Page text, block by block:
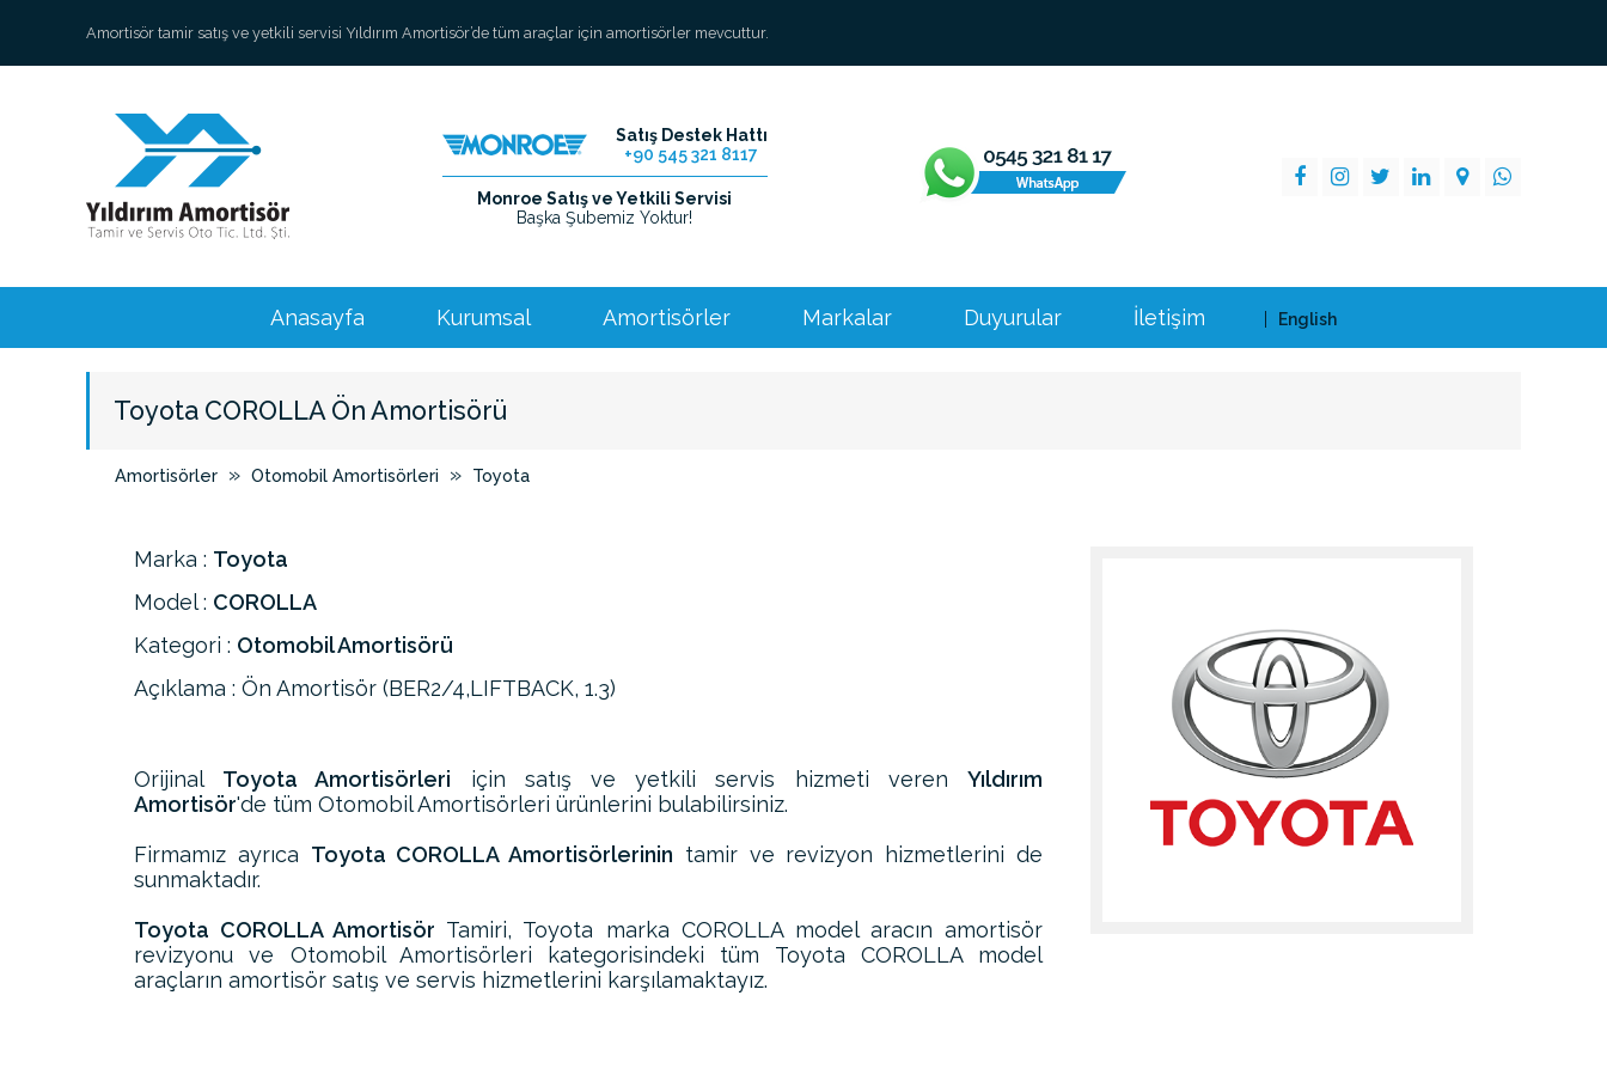
Amortisör tamir satış ve yetkili servisi Yıldırım Amortisör’de tüm araçlar için amortisörler mevcuttur.
Satış Destek Hattı
+90 545 321 8117
Monroe Satış ve Yetkili Servisi
Başka Şubemiz Yoktur!
Anasayfa Kurumsal Amortisörler Markalar Duyurular İletişim English
Toyota COROLLA Ön Amortisörü
Amortisörler » Otomobil Amortisörleri » Toyota
Marka : Toyota
Model : COROLLA
Kategori : Otomobil Amortisörü
Açıklama : Ön Amortisör (BER2/4,LIFTBACK, 1.3)
Orijinal Toyota Amortisörleri için satış ve yetkili servis hizmeti verenYıldırım
Amortisör'de tüm Otomobil Amortisörleri ürünlerini bulabilirsiniz.
Firmamız ayrıca Toyota COROLLA Amortisörlerinin tamir ve revizyon hizmetlerini de
sunmaktadır.
Toyota COROLLA Amortisör Tamiri, Toyota marka COROLLA model aracın amortisör
revizyonu ve Otomobil Amortisörleri kategorisindeki tüm Toyota COROLLA model
araçların amortisör satış ve servis hizmetlerini karşılamaktayız.